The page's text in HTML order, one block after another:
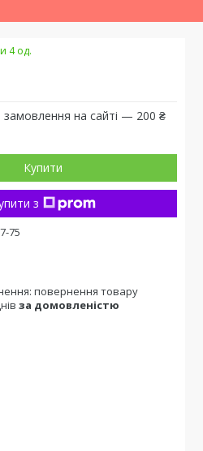
4 од.
замовлення на сайті — 200 ₴
Купити
з
75
повернення товару
за домовленістю